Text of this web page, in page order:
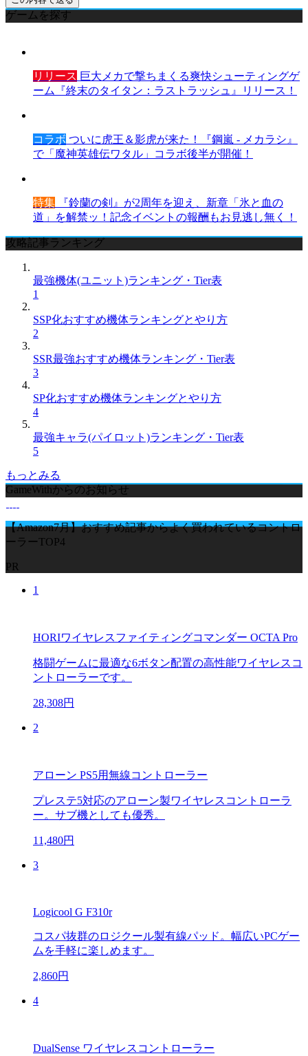
ゲームを探す
リリース 巨大メカで撃ちまくる爽快シューティングゲ
ーム『終末のタイタン：ラストラッシュ』リリース！
コラボ ついに虎王＆影虎が来た！『鋼嵐 - メカラシ』
で「魔神英雄伝ワタル」コラボ後半が開催！
特集 『鈴蘭の剣』が2周年を迎え、新章「氷と血の
道」を解禁ッ！記念イベントの報酬もお見逃し無く！
攻略記事ランキング
最強機体(ユニット)ランキング・Tier表
1
SSP化おすすめ機体ランキングとやり方
2
SSR最強おすすめ機体ランキング・Tier表
3
SP化おすすめ機体ランキングとやり方
4
最強キャラ(パイロット)ランキング・Tier表
5
もっとみる
GameWithからのお知らせ
【Amazon7月】おすすめ記事からよく買われているコントロ
ーラーTOP4
PR
1
HORIワイヤレスファイティングコマンダー OCTA Pro
格闘ゲームに最適な6ボタン配置の高性能ワイヤレスコ
ントローラーです。
28,308円
2
アローン PS5用無線コントローラー
プレステ5対応のアローン製ワイヤレスコントローラ
ー。サブ機としても優秀。
11,480円
3
Logicool G F310r
コスパ抜群のロジクール製有線パッド。幅広いPCゲー
ムを手軽に楽しめます。
2,860円
4
DualSense ワイヤレスコントローラー